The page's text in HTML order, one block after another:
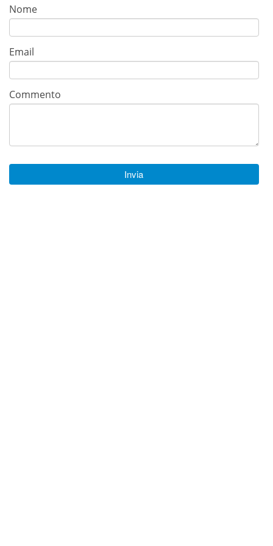
Nome
Email
Commento
Invia